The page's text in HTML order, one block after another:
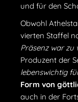
und für den
Obwohl
vierten Staffel
Präsenz war zu
Produzent der
lebenswichtig
Form von
auch in der